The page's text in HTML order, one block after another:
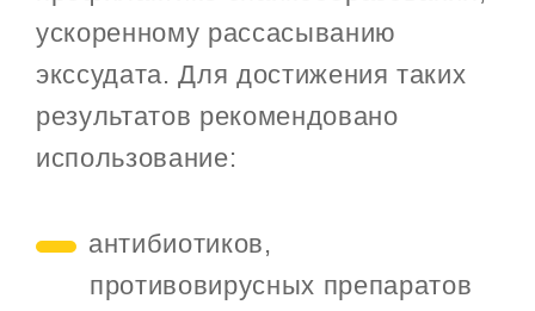
ускоренному рассасыванию
экссудата. Для достижения таких
результатов рекомендовано
использование:
антибиотиков,
противовирусных препаратов